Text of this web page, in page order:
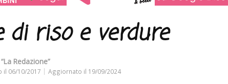
di riso e verdure
“La Redazione”
il 06/10/2017 Aggiornato il 19/09/2024